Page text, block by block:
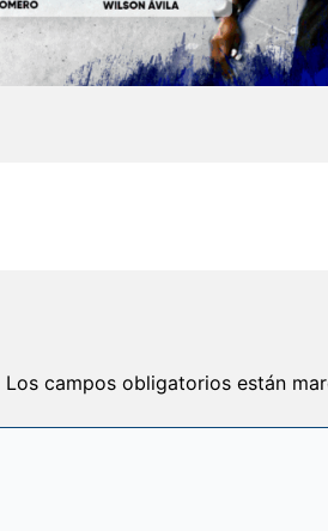
Los campos obligatorios están